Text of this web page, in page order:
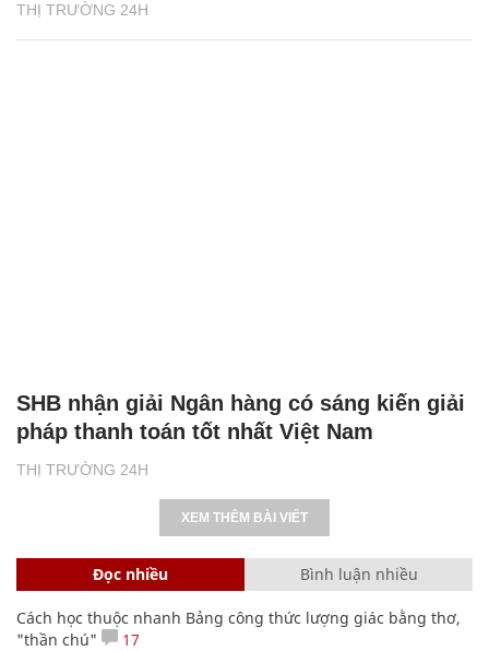
THỊ TRƯỜNG 24H
THỊ TRƯỜNG 24H
SHB nhận giải Ngân hàng có sáng kiến giải
pháp thanh toán tốt nhất Việt Nam
XEM THÊM BÀI VIẾT
Đọc nhiều Bình luận nhiều
Cách học thuộc nhanh Bảng công thức lượng giác bằng thơ,
"thần chú"
17